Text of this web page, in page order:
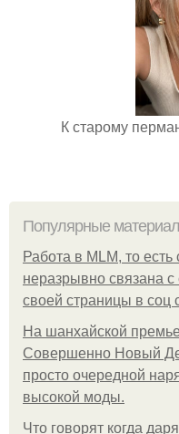
К старому
Популярные
Работа в MLM, то
неразрывно связана с
своей страницы в соц
На шанхайской
Совершенно Новый
просто очередной
высокой моды.
Что говорят когда